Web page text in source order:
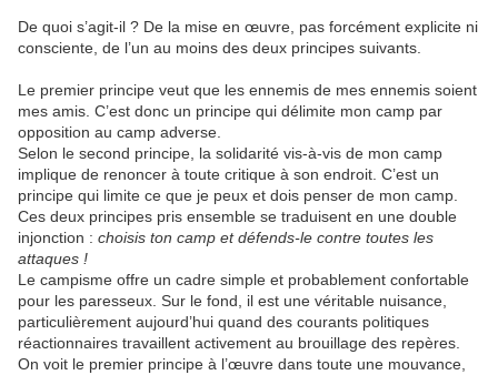
De quoi s’agit-il ? De la mise en œuvre, pas forcément explicite ni
consciente, de l’un au moins des deux principes suivants.
Le premier principe veut que les ennemis de mes ennemis soient
mes amis. C’est donc un principe qui délimite mon camp par
opposition au camp adverse.
Selon le second principe, la solidarité vis-à-vis de mon camp
implique de renoncer à toute critique à son endroit. C’est un
principe qui limite ce que je peux et dois penser de mon camp.
Ces deux principes pris ensemble se traduisent en une double
injonction : choisis ton camp et défends-le contre toutes les
attaques !
Le campisme offre un cadre simple et probablement confortable
pour les paresseux. Sur le fond, il est une véritable nuisance,
particulièrement aujourd’hui quand des courants politiques
réactionnaires travaillent activement au brouillage des repères.
On voit le premier principe à l’œuvre dans toute une mouvance,